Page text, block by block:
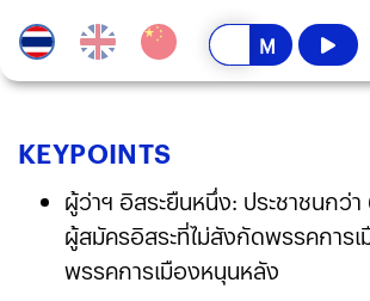
KEYPOINTS
ผู้ว่าฯ อิสระยืนหนึ่ง: ประชาชนกว่า
ผู้สมัครอิสระที่ไม่สังกัดพรรคการเ
พรรคการเมืองหนุนหลัง